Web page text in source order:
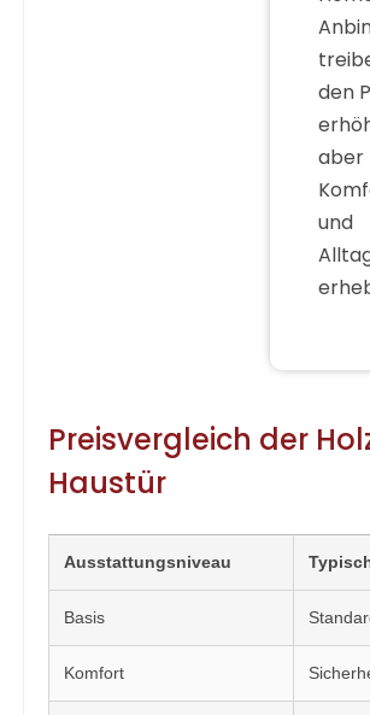
den
aber
und
Preisvergleich der
Haustür
Ausstattungsniveau
Basis
Komfort